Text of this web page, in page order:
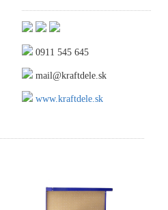
0911 545 645
mail@kraftdele.sk
www.kraftdele.sk